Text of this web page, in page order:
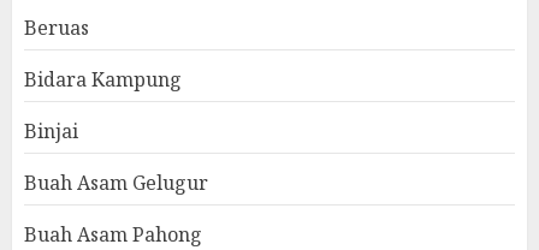
Beruas
Bidara Kampung
Binjai
Buah Asam Gelugur
Buah Asam Pahong